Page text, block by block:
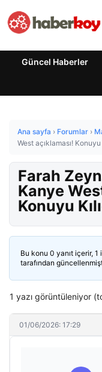
Güncel Haberler
Ana sayfa › Forumlar ›
West açıklaması!
Farah
Kanye
Konuyu
Bu konu 0 yanıt içerir,
tarafından
1 yazı görüntüleniyor
01/06/2026: 17:29